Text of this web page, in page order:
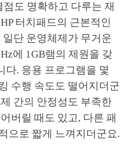
도 명확하고 다루는 재
터치패드의 근본적인
단 운영체제가 무거운
에 1GB램의 제원을 갖
다. 응용 프로그램을 몇
수행 속도도 떨어지더군
간의 안정성도 부족한
버릴 때도 있고, 다른 패
으로 짧게 느껴지더군요.